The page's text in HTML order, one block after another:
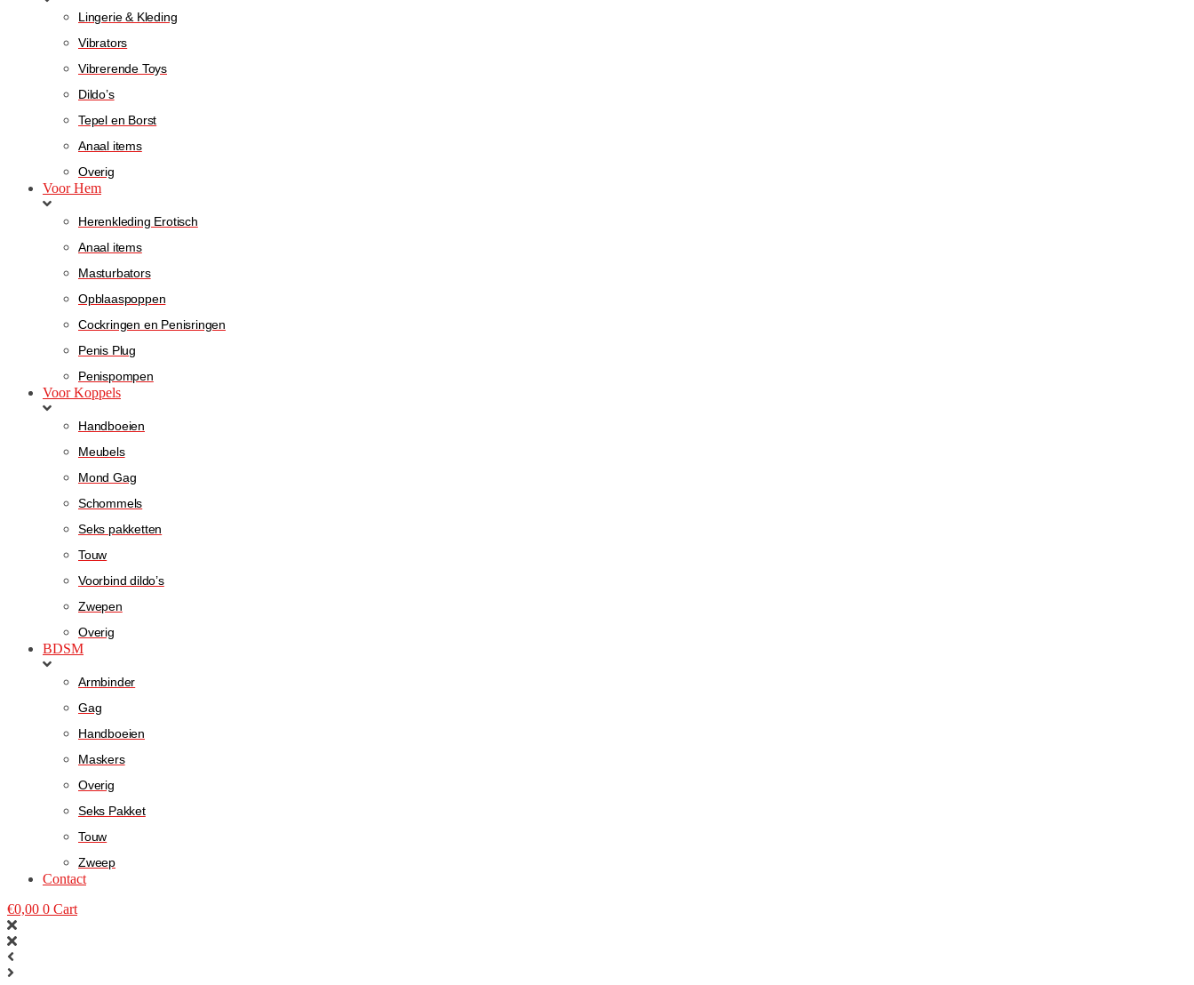
Lingerie & Kleding
Vibrators
Vibrerende Toys
Dildo’s
Tepel en Borst
Anaal items
Overig
Voor Hem
Herenkleding Erotisch
Anaal items
Masturbators
Opblaaspoppen
Cockringen en Penisringen
Penis Plug
Penispompen
Voor Koppels
Handboeien
Meubels
Mond Gag
Schommels
Seks pakketten
Touw
Voorbind dildo’s
Zwepen
Overig
BDSM
Armbinder
Gag
Handboeien
Maskers
Overig
Seks Pakket
Touw
Zweep
Contact
€0,00 0 Cart